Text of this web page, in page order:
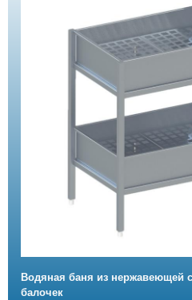
Водяная баня из нержавеющей
балочек